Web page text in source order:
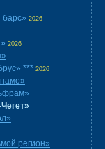
2026
2026
*** 2026
регион»